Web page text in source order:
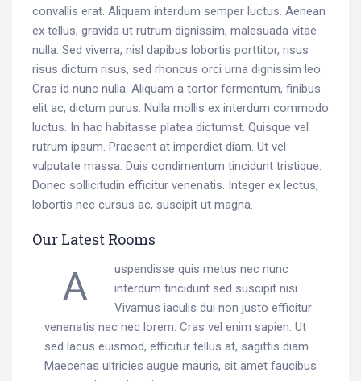
convallis erat. Aliquam interdum semper luctus. Aenean
ex tellus, gravida ut rutrum dignissim, malesuada vitae
nulla. Sed viverra, nisl dapibus lobortis porttitor, risus
risus dictum risus, sed rhoncus orci urna dignissim leo.
Cras id nunc nulla. Aliquam a tortor fermentum, finibus
elit ac, dictum purus. Nulla mollis ex interdum commodo
luctus. In hac habitasse platea dictumst. Quisque vel
rutrum ipsum. Praesent at imperdiet diam. Ut vel
vulputate massa. Duis condimentum tincidunt tristique.
Donec sollicitudin efficitur venenatis. Integer ex lectus,
lobortis nec cursus ac, suscipit ut magna.
Our Latest Rooms
Auspendisse quis metus nec nunc
interdum tincidunt sed suscipit nisi.
Vivamus iaculis dui non justo efficitur
venenatis nec nec lorem. Cras vel enim sapien. Ut
sed lacus euismod, efficitur tellus at, sagittis diam.
Maecenas ultricies augue mauris, sit amet faucibus